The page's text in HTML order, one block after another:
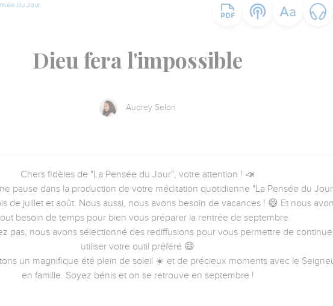
du Jour
Dieu fera l'impossible
Audrey Selon
Chers fidèles de "La Pensée du Jour", votre attention ! 📣
pause dans la production de votre méditation quotidienne "La Pensée du
de juillet et août. Nous aussi, nous avons besoin de vacances ! 😄 Et nous
besoin de temps pour bien vous préparer la rentrée de septembre.
pas, nous avons sélectionné des rediffusions pour vous permettre de
utiliser votre outil préféré 😄
un magnifique été plein de soleil ☀️ et de précieux moments avec le
en famille. Soyez bénis et on se retrouve en septembre !